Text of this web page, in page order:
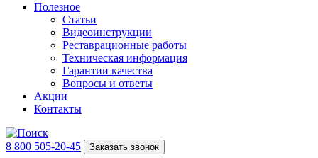
Полезное
Статьи
Видеоинструкции
Реставрационные работы
Техническая информация
Гарантии качества
Вопросы и ответы
Акции
Контакты
8 800 505-20-45 Заказать звонок